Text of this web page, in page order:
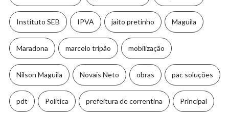
Instituto SEB IPVA jaito pretinho Maguila
Maradona marcelo tripão mobilização
Nilson Maguila Novais Neto obras pac soluções
pdt Política prefeitura de correntina Principal